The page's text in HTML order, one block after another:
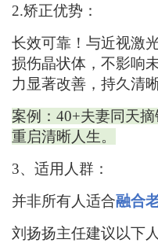
2.矫正优势 ：
长效可靠 ！ 与近视激
损伤晶状体，不影响
力显著改善， 持久清晰
案例： 40+夫妻同天
重启清晰人生。
3、 适用人群 ：
并非所有人适合融合
刘扬扬主任建议以下